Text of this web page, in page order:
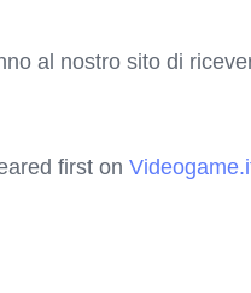
al nostro sito di
first on